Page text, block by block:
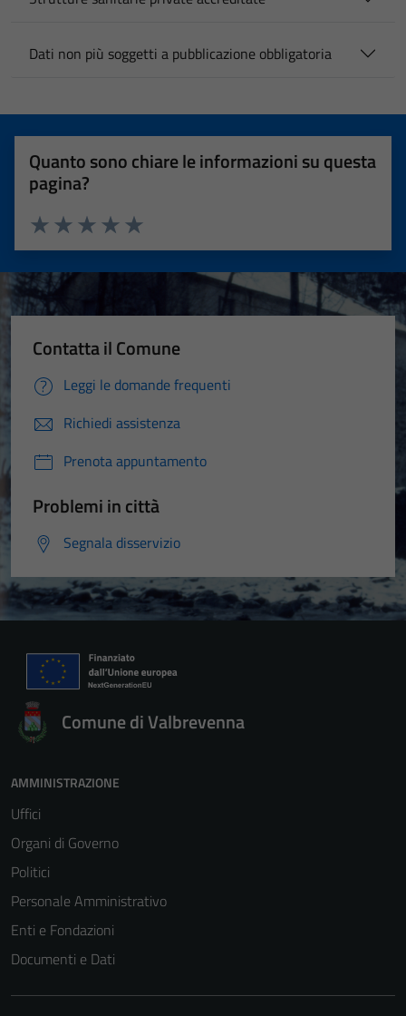
Dati non più soggetti a pubblicazione obbligatoria
Quanto sono chiare le informazioni su questa
pagina?
Valuta 5 stelle su 5
Valuta 4 stelle su 5
Valuta 3 stelle su 5
Valuta 2 stelle su 5
Valuta 1 stelle su 5
Contatta il Comune
Leggi le domande frequenti
Richiedi assistenza
Prenota appuntamento
Problemi in città
Segnala disservizio
Comune di Valbrevenna
AMMINISTRAZIONE
Uffici
Organi di Governo
Politici
Personale Amministrativo
Enti e Fondazioni
Documenti e Dati